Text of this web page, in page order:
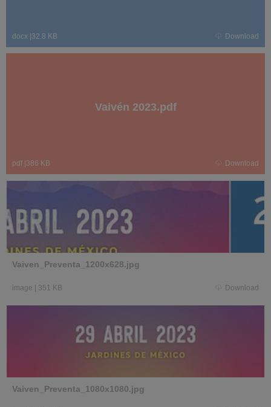
docx 32.8 KB Download
Vaivén 2023.pdf
pdf 386 KB Download
Vaiven_Preventa_1200x628.jpg
image 351 KB Download
Vaiven_Preventa_1080x1080.jpg